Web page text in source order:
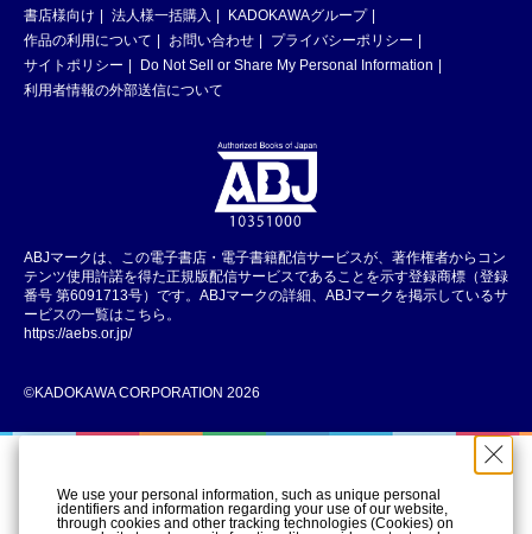
書店様向け
法人様一括購入
KADOKAWAグループ
作品の利用について
お問い合わせ
プライバシーポリシー
サイトポリシー
Do Not Sell or Share My Personal Information
利用者情報の外部送信について
ABJマークは、この電子書店・電子書籍配信サービスが、著作権者からコン
テンツ使用許諾を得た正規版配信サービスであることを示す登録商標（登録
番号 第6091713号）です。ABJマークの詳細、ABJマークを掲示しているサ
ービスの一覧はこちら。
https://aebs.or.jp/
©KADOKAWA CORPORATION 2026
We use your personal information, such as unique personal
identifiers and information regarding your use of our website,
through cookies and other tracking technologies (Cookies) on